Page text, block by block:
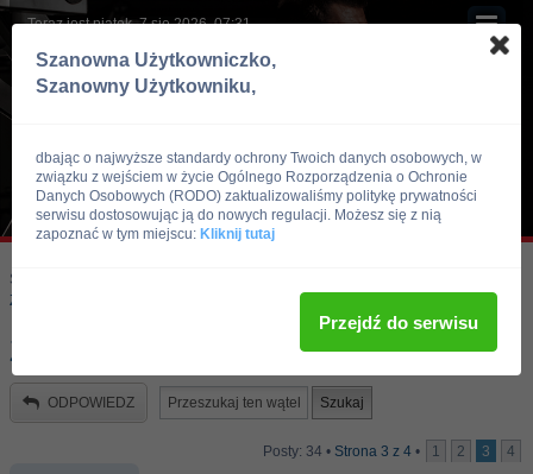
Teraz jest piątek, 7 sie 2026, 07:31
Skocz do:
Zawody, imprezy kulturystyczne, zawodnicy
Zawody ForumKulturystyka
ODPOWIEDZ
Posty: 34 • Strona 3 z 4 • 1 2 3 4
Szanowna Użytkowniczko,
Szanowny Użytkowniku,
dbając o najwyższe standardy ochrony Twoich danych osobowych, w
związku z wejściem w życie Ogólnego Rozporządzenia o Ochronie
Danych Osobowych (RODO) zaktualizowaliśmy politykę prywatności
serwisu dostosowując ją do nowych regulacji. Możesz się z nią
zapoznać w tym miejscu: Kliknij tutaj
Przejdź do serwisu